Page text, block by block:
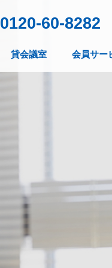
0120-60-8282
貸会議室 会員サー